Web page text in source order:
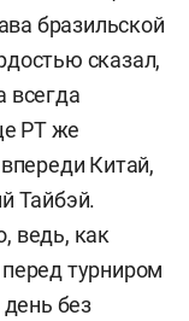
бразильской
сказал,
всегда
РТ же
Китай,
Тайбэй.
ведь, как
перед турниром
без